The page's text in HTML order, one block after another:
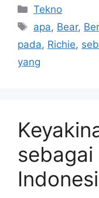
Kategori
Tekno
Tag
apa, Bear,
pada, Richie,
yang